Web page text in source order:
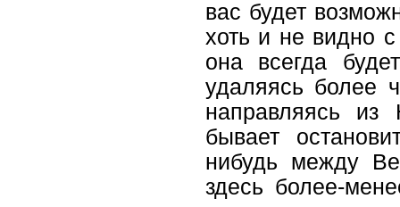
вас будет
хоть и не видно
она всегда
удаляясь более
направляясь из
бывает
нибудь между
здесь более-